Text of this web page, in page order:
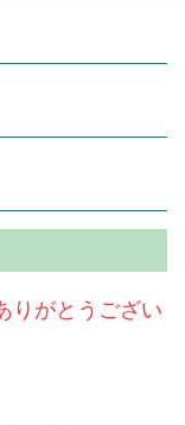
りがとうござい